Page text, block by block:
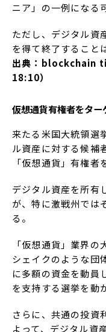
ニア」の一例になる
ただし、デジタル資
を得て終了すること
出典：blockchain
18:10）
仮想通貨有権者をター
来たる米国大統領選
ル資産に対する候補
「仮想通貨」有権者
デジタル資産を所有
が、特に激戦州では
る。
「仮想通貨」業界
シェイクのような団
に多額の資金を動員
を支持する選挙を動
さらに、共通の投資
よって、デジタル資